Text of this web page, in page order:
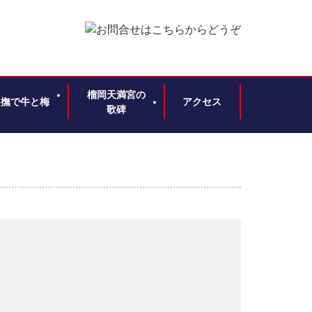
撫で牛と梅
榴岡天満宮の
歌碑
アクセス